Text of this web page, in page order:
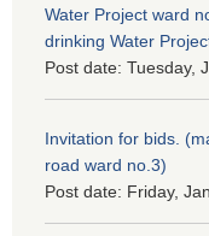
Water Project ward
drinking Water
Post date: Tuesday,
Invitation for bids.
road ward no.3)
Post date: Friday,